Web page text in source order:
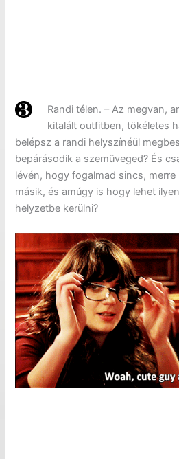
Randi télen. – Az megvan,
kitalált outfitben, tökéletes
belépsz a randi helyszínéül
bepárásodik a szemüveged? És
lévén, hogy fogalmad sincs,
másik, és amúgy is hogy lehet ilyen
helyzetbe kerülni?